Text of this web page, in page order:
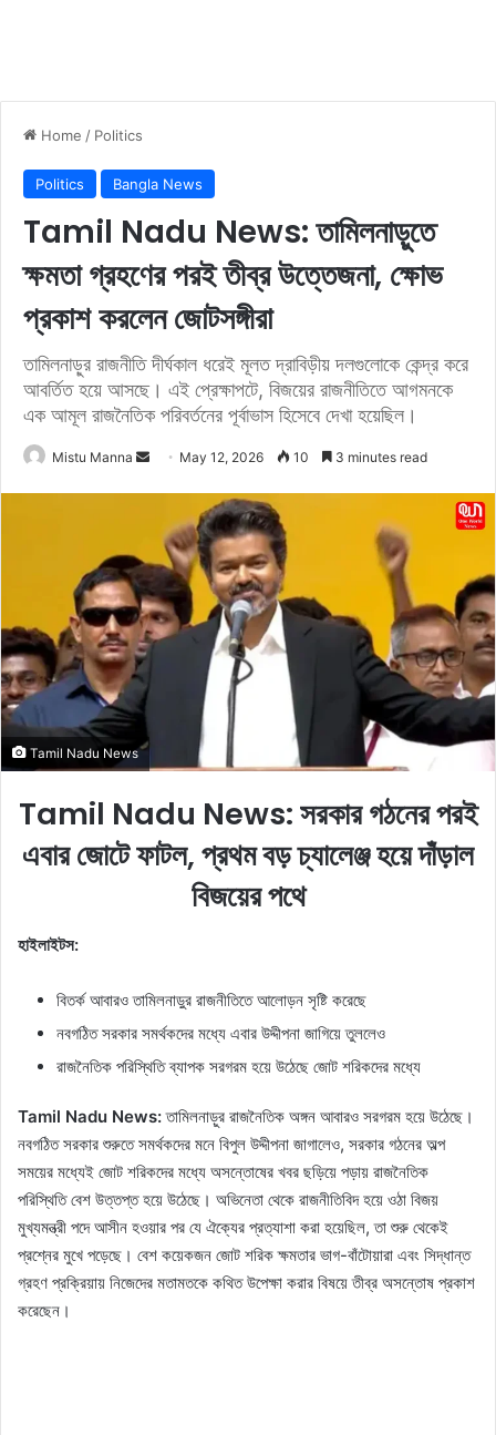
Home / Politics
Politics Bangla News
Tamil Nadu News: তামিলনাড়ুতে
ক্ষমতা গ্রহণের পরই তীব্র উত্তেজনা, ক্ষোভ
প্রকাশ করলেন জোটসঙ্গীরা
তামিলনাড়ুর রাজনীতি দীর্ঘকাল ধরেই মূলত দ্রাবিড়ীয় দলগুলোকে কেন্দ্র করে
আবর্তিত হয়ে আসছে। এই প্রেক্ষাপটে, বিজয়ের রাজনীতিতে আগমনকে
এক আমূল রাজনৈতিক পরিবর্তনের পূর্বাভাস হিসেবে দেখা হয়েছিল।
Mistu Manna
a
n
e
m
May 12, 2026 10 3 minutes read
Tamil Nadu News
Tamil Nadu News: সরকার গঠনের পরই
এবার জোটে ফাটল, প্রথম বড় চ্যালেঞ্জ হয়ে দাঁড়াল
বিজয়ের পথে
হাইলাইটস:
বিতর্ক আবারও তামিলনাড়ুর রাজনীতিতে আলোড়ন সৃষ্টি করেছে
নবগঠিত সরকার সমর্থকদের মধ্যে এবার উদ্দীপনা জাগিয়ে তুললেও
রাজনৈতিক পরিস্থিতি ব্যাপক সরগরম হয়ে উঠেছে জোট শরিকদের মধ্যে
Tamil Nadu News:তামিলনাড়ুর রাজনৈতিক অঙ্গন আবারও সরগরম হয়ে উঠেছে।
নবগঠিত সরকার শুরুতে সমর্থকদের মনে বিপুল উদ্দীপনা জাগালেও, সরকার গঠনের অল্প
সময়ের মধ্যেই জোট শরিকদের মধ্যে অসন্তোষের খবর ছড়িয়ে পড়ায় রাজনৈতিক
পরিস্থিতি বেশ উত্তপ্ত হয়ে উঠেছে। অভিনেতা থেকে রাজনীতিবিদ হয়ে ওঠা বিজয়
মুখ্যমন্ত্রী পদে আসীন হওয়ার পর যে ঐক্যের প্রত্যাশা করা হয়েছিল, তা শুরু থেকেই
প্রশ্নের মুখে পড়েছে। বেশ কয়েকজন জোট শরিক ক্ষমতার ভাগ-বাঁটোয়ারা এবং সিদ্ধান্ত
গ্রহণ প্রক্রিয়ায় নিজেদের মতামতকে কথিত উপেক্ষা করার বিষয়ে তীব্র অসন্তোষ প্রকাশ
করেছেন।